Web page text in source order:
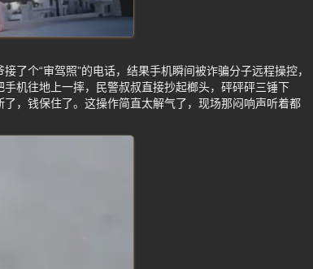
了个“审驾照”的电话，结果手机瞬间被诈骗分子远程操控，
机往地上一摔，民警叔叔直接抄起榔头，砰砰砰三锤下
，钱保住了。这操作简直太解气了，现场那闷响声听着都